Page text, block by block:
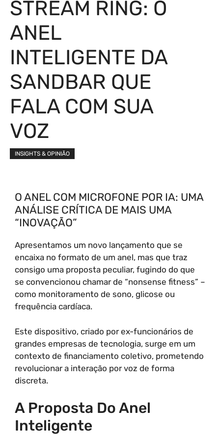
STREAM RING: O
ANEL
INTELIGENTE DA
SANDBAR QUE
FALA COM SUA
VOZ
INSIGHTS & OPINIÃO
O ANEL COM MICROFONE POR IA: UMA
ANÁLISE CRÍTICA DE MAIS UMA
“INOVAÇÃO”
Apresentamos um novo lançamento que se
encaixa no formato de um anel, mas que traz
consigo uma proposta peculiar, fugindo do que
se convencionou chamar de “nonsense fitness” –
como monitoramento de sono, glicose ou
frequência cardíaca.
Este dispositivo, criado por ex-funcionários de
grandes empresas de tecnologia, surge em um
contexto de financiamento coletivo, prometendo
revolucionar a interação por voz de forma
discreta.
A Proposta Do Anel
Inteligente